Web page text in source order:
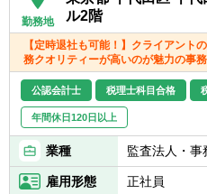
■担当企業数
■税務:コンサ
【会計ソフト
勘定奉行、弥
フリー
勤務地
ル2階
【定時退社も可能！】クライアント
務クオリティーが高いのが魅力の事務
公認会計士 税理士科目合格
年間休日120日以上
業種 監査法人・事
雇用形態 正社員